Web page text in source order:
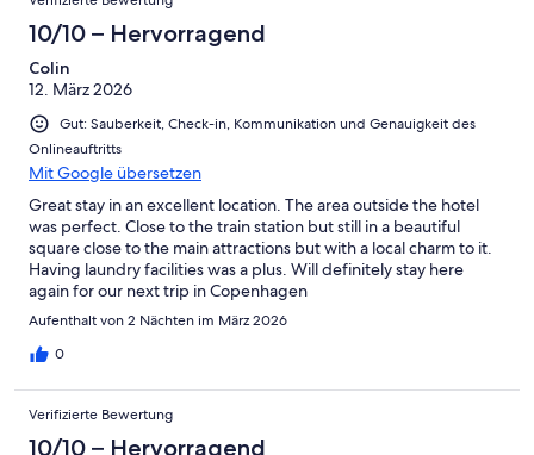
10/10 – Hervorragend
Colin
12. März 2026
Gut: Sauberkeit, Check-in, Kommunikation und Genauigkeit des
Onlineauftritts
Mit Google übersetzen
Great stay in an excellent location. The area outside the hotel
was perfect. Close to the train station but still in a beautiful
square close to the main attractions but with a local charm to it.
Having laundry facilities was a plus. Will definitely stay here
again for our next trip in Copenhagen
Aufenthalt von 2 Nächten im März 2026
0
Verifizierte Bewertung
10/10 – Hervorragend